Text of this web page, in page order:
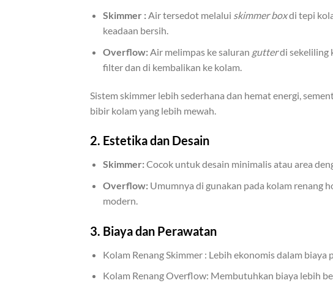
Skimmer :Air tersedot melalui skimmer boxdi tepi
keadaan bersih.
Overflow:Air melimpas ke saluran gutterdi sekeliling
filter dan di kembalikan ke kolam.
Sistem skimmer lebih sederhana dan hemat energi,
bibir kolam yang lebih mewah.
2. Estetika dan Desain
Skimmer:Cocok untuk desain minimalis atau area
Overflow:Umumnya di gunakan pada kolam renang
modern.
3. Biaya dan Perawatan
Kolam Renang Skimmer : Lebih ekonomis dalam
Kolam Renang Overflow: Membutuhkan biaya lebih